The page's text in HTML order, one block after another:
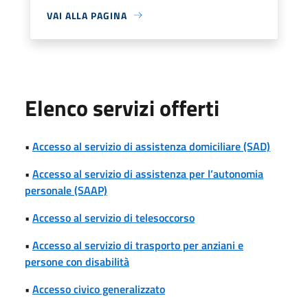
VAI ALLA PAGINA
Elenco servizi offerti
• Accesso al servizio di assistenza domiciliare (SAD)
• Accesso al servizio di assistenza per l’autonomia
personale (SAAP)
• Accesso al servizio di telesoccorso
• Accesso al servizio di trasporto per anziani e
persone con disabilità
• Accesso civico generalizzato